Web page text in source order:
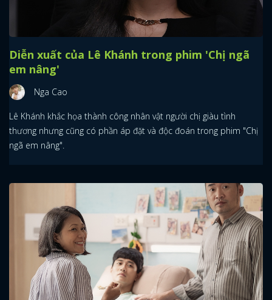
Diễn xuất của Lê Khánh trong phim 'Chị ngã
em nâng'
Nga Cao
Lê Khánh khắc họa thành công nhân vật người chị giàu tình
thương nhưng cũng có phần áp đặt và độc đoán trong phim "Chị
ngã em nâng".